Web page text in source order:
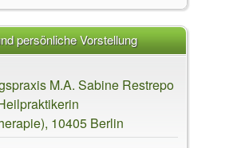
persönliche Vorstellung
M.A. Sabine Restrepo
10405 Berlin